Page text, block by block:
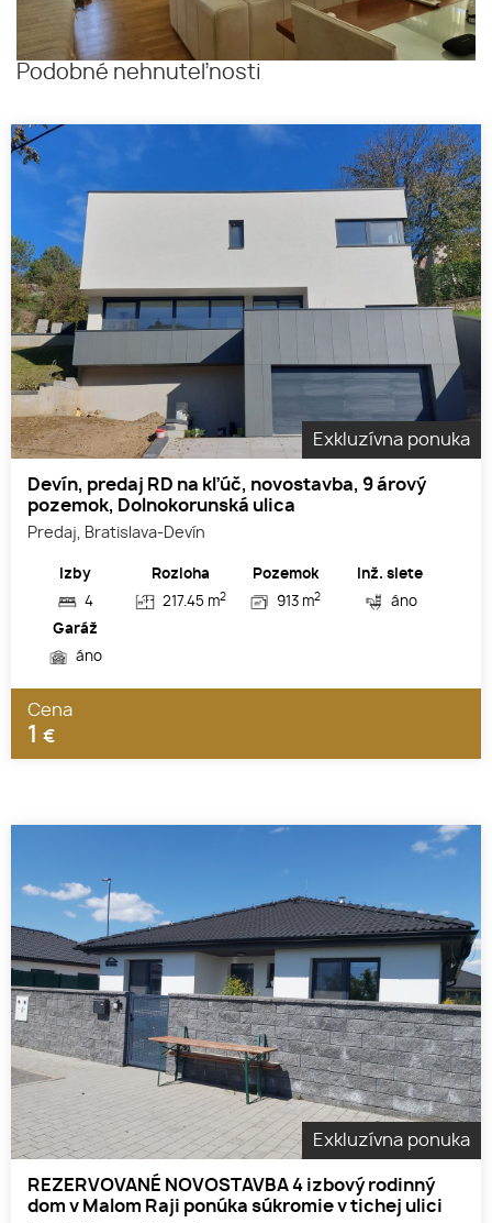
Podobné nehnuteľnosti
Exkluzívna ponuka
Devín, predaj RD na kľúč, novostavba, 9 árový
pozemok, Dolnokorunská ulica
Predaj, Bratislava-Devín
Izby
4
Rozloha
217.45 m2
Pozemok
913 m2
Inž. siete
áno
Garáž
áno
Cena
1 €
Exkluzívna ponuka
REZERVOVANÉ NOVOSTAVBA 4 izbový rodinný
dom v Malom Raji ponúka súkromie v tichej ulici